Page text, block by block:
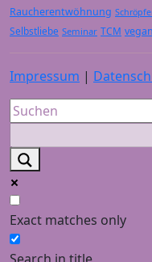
Raucherentwöhnung
Selbstliebe Seminar TCM vegan
Impressum |
Exact matches only